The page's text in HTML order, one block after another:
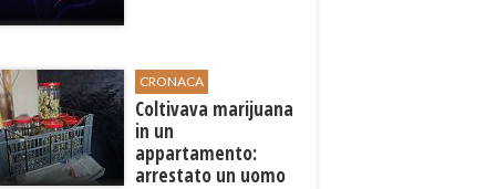
CRONACA
Coltivava marijuana
in un
appartamento:
arrestato un uomo